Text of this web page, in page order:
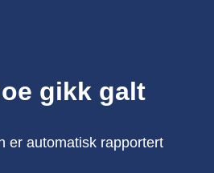
gikk galt
er automatisk rapportert